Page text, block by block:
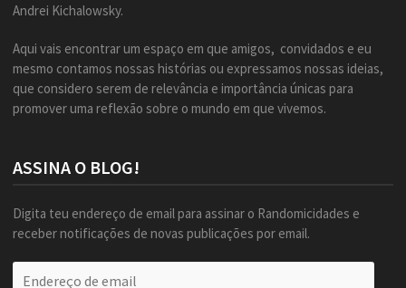
Andrei Kichalowsky.
Aqui vais encontrar um espaço em que amigos, convidados e eu
mesmo contamos nossas histórias ou expressamos nossas ideias,
que considero serem de relevância e importância únicas para
promover uma reflexão sobre o mundo em que vivemos.
ASSINA O BLOG!
Digita teu endereço de email para assinar o Randomicidades e
receber notificações de novas publicações por email.